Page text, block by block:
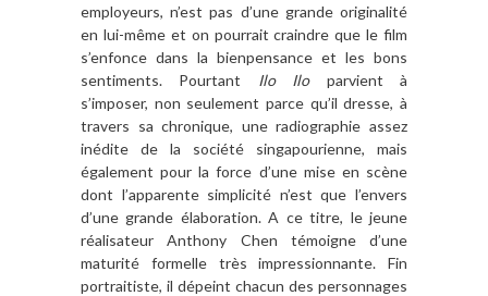
employeurs, n’est pas d’une grande originalité
en lui-même et on pourrait craindre que le film
s’enfonce dans la bienpensance et les bons
sentiments. Pourtant Ilo Iloparvient à
s’imposer, non seulement parce qu’il dresse, à
travers sa chronique, une radiographie assez
inédite de la société singapourienne, mais
également pour la force d’une mise en scène
dont l’apparente simplicité n’est que l’envers
d’une grande élaboration. A ce titre, le jeune
réalisateur Anthony Chen témoigne d’une
maturité formelle très impressionnante. Fin
portraitiste, il dépeint chacun des personnages